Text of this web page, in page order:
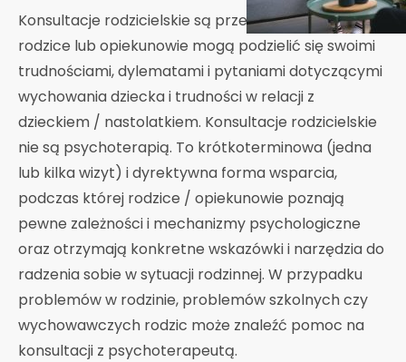
Konsultacje rodzicielskie są przestrzenią, w której
rodzice lub opiekunowie mogą podzielić się swoimi
trudnościami, dylematami i pytaniami dotyczącymi
wychowania dziecka i trudności w relacji z
dzieckiem / nastolatkiem. Konsultacje rodzicielskie
nie są psychoterapią. To krótkoterminowa (jedna
lub kilka wizyt) i dyrektywna forma wsparcia,
podczas której rodzice / opiekunowie poznają
pewne zależności i mechanizmy psychologiczne
oraz otrzymają konkretne wskazówki i narzędzia do
radzenia sobie w sytuacji rodzinnej. W przypadku
problemów w rodzinie, problemów szkolnych czy
wychowawczych rodzic może znaleźć pomoc na
konsultacji z psychoterapeutą.